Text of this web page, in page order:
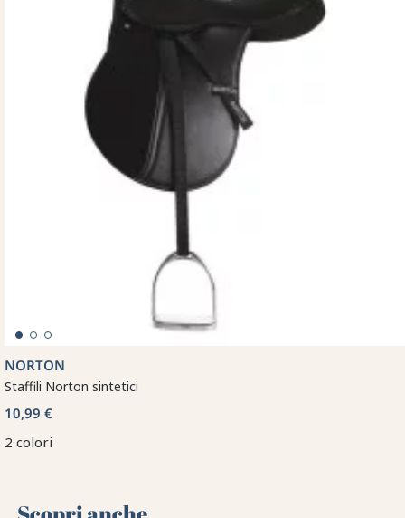
NORTON
Staffili Norton sintetici
10,99 €
2 colori